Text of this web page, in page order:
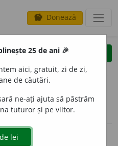
savings Donează
clear
opțiuni
(50)
25 de ani 🎉
aici, gratuit, zi de zi,
de căutări.
ne-ați ajuta să păstrăm
tuturor și pe viitor.